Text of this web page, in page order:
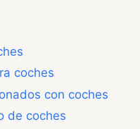
coches
con coches
de coches